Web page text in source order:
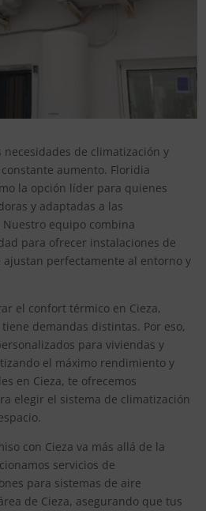
necesidades de climatización y
aumento. Floridia
la opción líder para quienes
y adaptadas a las
equipo combina
para ofrecer instalaciones de
perfectamente al entorno y
el confort térmico en Cieza,
demandas distintas. Por eso,
para viviendas y
el máximo rendimiento y
en Cieza, te ofrecemos
elegir el sistema de climatización
con Cieza va más allá de la
servicios de
para sistemas de aire
de Cieza, asegurando que tus